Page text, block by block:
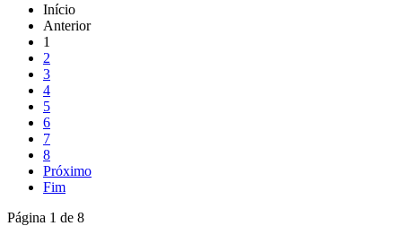
Início
Anterior
1
2
3
4
5
6
7
8
Próximo
Fim
Página 1 de 8